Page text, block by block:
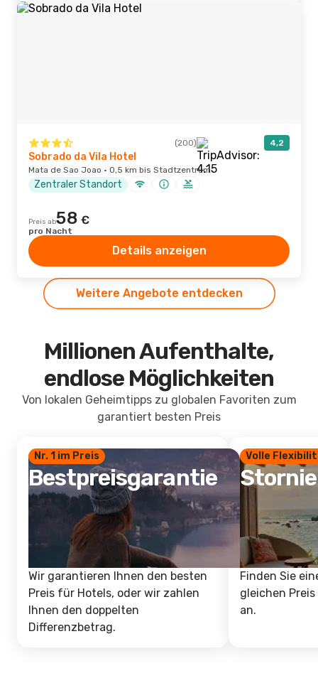
(200) 4,2
Sobrado da Vila Hotel
Mata de Sao Joao · 0,5 km bis Stadtzentrum
Zentraler Standort
Preis ab58 €
pro Nacht
Details anzeigen
Weitere Angebote entdecken
Millionen Aufenthalte,
endlose Möglichkeiten
Von lokalen Geheimtipps zu globalen Favoriten zum
garantiert besten Preis
Nr. 1 im Preis
Bestpreisgarantie
Wir garantieren Ihnen den besten
Preis für Hotels, oder wir zahlen
Ihnen den doppelten
Differenzbetrag.
Volle
Finden Sie
gleichen
an.